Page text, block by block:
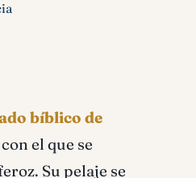
bíblico de
el que se
Su pelaje se